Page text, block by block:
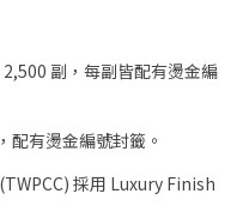
2,500 副，每副皆配有燙金編
配有燙金編號封籤。
採用 Luxury Finish